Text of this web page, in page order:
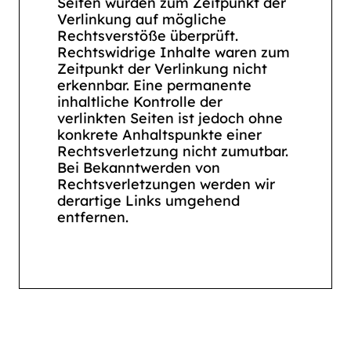
Verlinkung auf mögliche
Rechtsverstöße überprüft.
Rechtswidrige Inhalte waren zum
Zeitpunkt der Verlinkung nicht
erkennbar. Eine permanente
inhaltliche Kontrolle der
verlinkten Seiten ist jedoch ohne
konkrete Anhaltspunkte einer
Rechtsverletzung nicht zumutbar.
Bei Bekanntwerden von
Rechtsverletzungen werden wir
derartige Links umgehend
entfernen.